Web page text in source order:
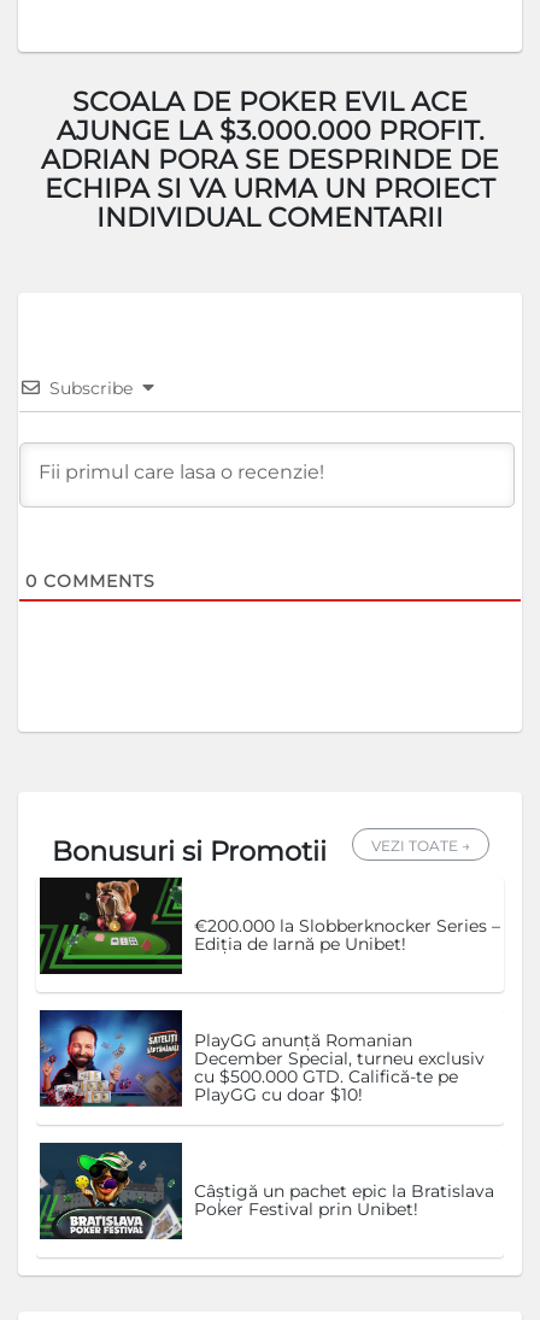
SCOALA DE POKER EVIL ACE
AJUNGE LA $3.000.000 PROFIT.
ADRIAN PORA SE DESPRINDE DE
ECHIPA SI VA URMA UN PROIECT
INDIVIDUAL COMENTARII
Subscribe
0 COMMENTS
Bonusuri si Promotii VEZI TOATE →
€200.000 la Slobberknocker Series –
Ediția de Iarnă pe Unibet!
PlayGG anunță Romanian
December Special, turneu exclusiv
cu $500.000 GTD. Califică-te pe
PlayGG cu doar $10!
Câștigă un pachet epic la Bratislava
Poker Festival prin Unibet!